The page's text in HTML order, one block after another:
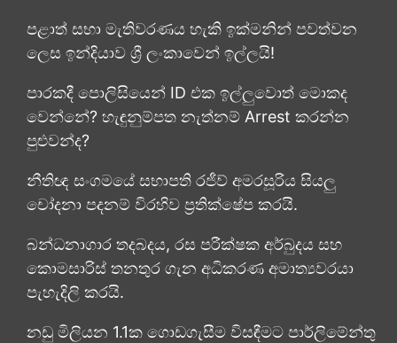
පළාත් සභා මැතිවරණය හැකි ඉක්මනින් පවත්වන
ලෙස ඉන්දියාව ශ්‍රී ලංකාවෙන් ඉල්ලයි!
පාරකදී පොලිසියෙන් ID එක ඉල්ලුවොත් මොකද
වෙන්නේ? හැඳුනුම්පත නැත්නම් Arrest කරන්න
පුළුවන්ද?
නීතිඥ සංගමයේ සභාපති රජීව් අමරසූරිය සියලු
චෝදනා පදනම් විරහිව ප්‍රතික්ෂේප කරයි.
බන්ධනාගාර තදබදය, රස පරීක්ෂක අර්බුදය සහ
කොමසාරිස් තනතුර ගැන අධිකරණ අමාත්‍යවරයා
පැහැදිලි කරයි.
නඩු මිලියන 1.1ක ගොඩගැසීම විසඳීමට පාර්ලිමේන්තු